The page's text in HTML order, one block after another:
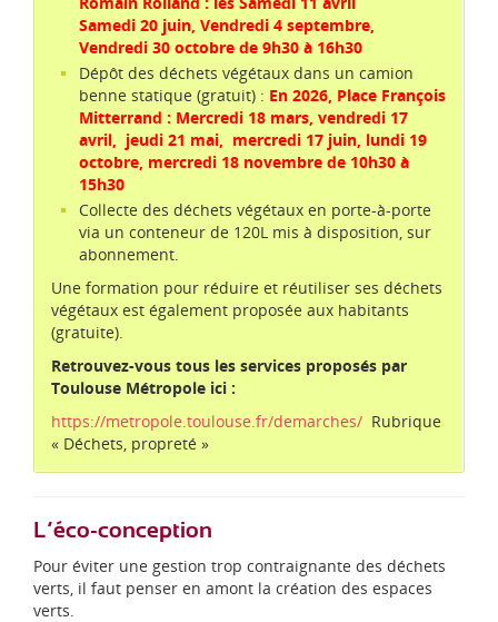
Les plessis
Samedi 20 juin, Vendredi 4 septembre,
Vendredi 30 octobre de 9h30 à 16h30
Dépôt des déchets végétaux dans un camion
benne statique (gratuit) : En 2026, Place François
Mitterrand : Mercredi 18 mars, vendredi 17
avril, jeudi 21 mai, mercredi 17 juin, lundi 19
octobre, mercredi 18 novembre de 10h30 à
15h30
Collecte des déchets végétaux en porte-à-porte
via un conteneur de 120L mis à disposition, sur
abonnement.
Une formation pour réduire et réutiliser ses déchets
végétaux est également proposée aux habitants
(gratuite).
Retrouvez-vous tous les services proposés par
Toulouse Métropole ici :
https://metropole.toulouse.fr/demarches/ Rubrique
« Déchets, propreté »
L’éco-conception
Pour éviter une gestion trop contraignante des déchets
verts, il faut penser en amont la création des espaces
verts.